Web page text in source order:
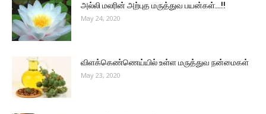
அல்லி மலரின் அற்புத மருத்துவ பயன்கள்…!!
May 24, 2020
விளக்கெண்ணெய்யில் உள்ள மருத்துவ நன்மைகள்
May 23, 2020